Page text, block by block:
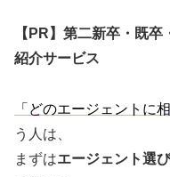
【PR】第二新卒・既
紹介サービス
「どのエージェントに
う人は、
まずはエージェント選